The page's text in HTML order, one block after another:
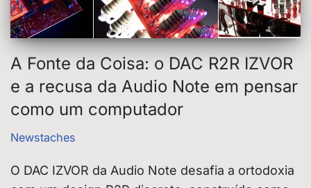
A Fonte da Coisa: o DAC R2R IZVOR
e a recusa da Audio Note em pensar
como um computador
Newstaches
O DAC IZVOR da Audio Note desafia a ortodoxia